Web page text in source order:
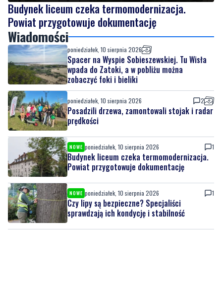
Budynek liceum czeka termomodernizacja.
Powiat przygotowuje dokumentację
Wiadomości
poniedziałek, 10 sierpnia 2026
Spacer na Wyspie Sobieszewskiej. Tu Wisła
wpada do Zatoki, a w pobliżu można
zobaczyć foki i bieliki
poniedziałek, 10 sierpnia 2026 2
Posadzili drzewa, zamontowali stojak i radar
prędkości
NOWE poniedziałek, 10 sierpnia 2026 1
Budynek liceum czeka termomodernizacja.
Powiat przygotowuje dokumentację
NOWE poniedziałek, 10 sierpnia 2026 1
Czy lipy są bezpieczne? Specjaliści
sprawdzają ich kondycję i stabilność